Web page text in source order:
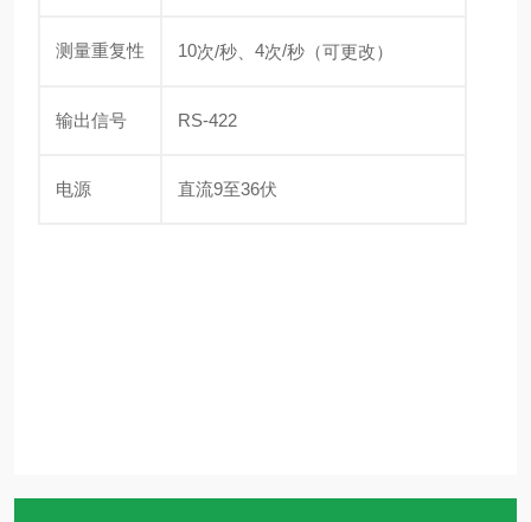
测量重复性 10次/秒、 4次/秒（可更改）
输出信号 RS-422
电源 直流9至36伏